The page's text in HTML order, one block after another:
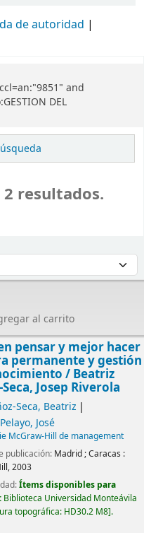
de autoridad
and
DEL
resultados.
al carrito
pensar y mejor hacer
permanente y gestión
/ Beatriz
Josep Riverola
Seca, Beatriz
José
McGraw-Hill de management
publicación: Madrid ; Caracas :
2003
Ítems disponibles para
Biblioteca Universidad Monteávila
topográfica: HD30.2 M8 .